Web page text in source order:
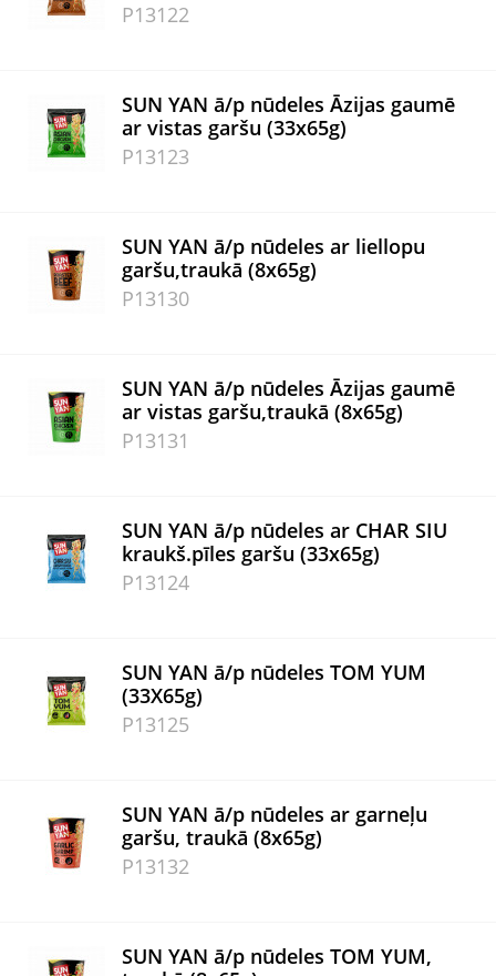
P13122
SUN YAN ā/p nūdeles Āzijas gaumē
ar vistas garšu (33x65g)
P13123
SUN YAN ā/p nūdeles ar liellopu
garšu,traukā (8x65g)
P13130
SUN YAN ā/p nūdeles Āzijas gaumē
ar vistas garšu,traukā (8x65g)
P13131
SUN YAN ā/p nūdeles ar CHAR SIU
kraukš.pīles garšu (33x65g)
P13124
SUN YAN ā/p nūdeles TOM YUM
(33X65g)
P13125
SUN YAN ā/p nūdeles ar garneļu
garšu, traukā (8x65g)
P13132
SUN YAN ā/p nūdeles TOM YUM,